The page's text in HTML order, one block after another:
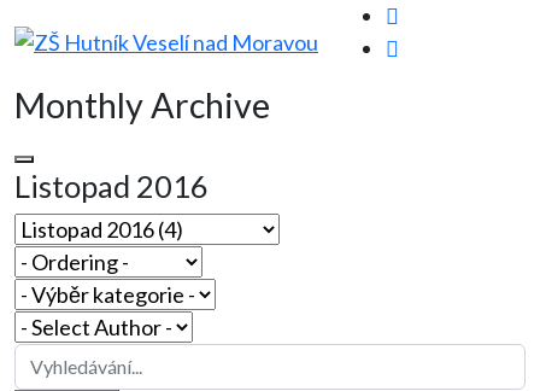
Monthly Archive
Listopad 2016